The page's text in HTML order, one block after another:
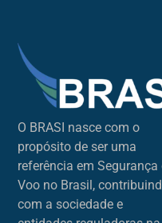
O BRASI nasce com o
propósito de ser uma
referência em Segurança
Voo no Brasil,
com a sociedade e